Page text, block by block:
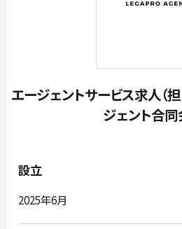
エージェントサービス求人（
ジェント合同
設立
2025年6月